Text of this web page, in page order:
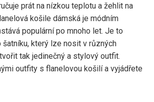
prát na nízkou teplotu a žehlit na
košile dámská je módním
populární po mnoho let. Je to
který lze nosit v různých
tak jedinečný a stylový outfit.
outfity s flanelovou košilí a vyjádřete